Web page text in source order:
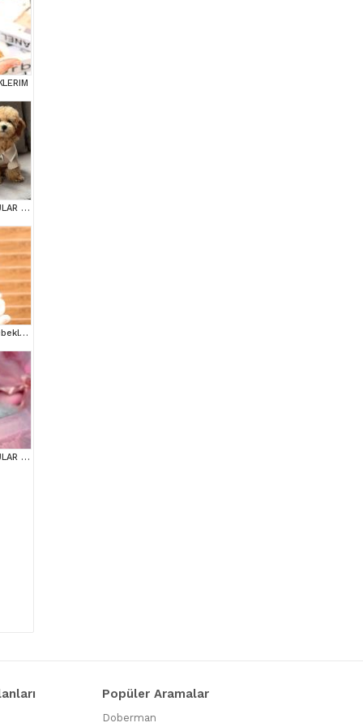
MALTİPOO CİNSİ YAVRULAR EV ÜRETİMİ
Antialerjik maltipoo Bebeklerim
MALTİPOO CİNSİ YAVRULAR EV ÜRETİMİ
Popüler Aramalar
Doberman